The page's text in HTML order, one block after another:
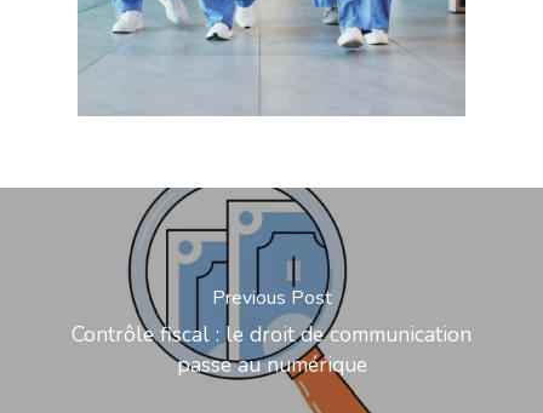
Previous Post
Contrôle fiscal : le droit de communication
passe au numérique